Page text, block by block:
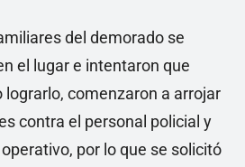
del demorado se
el lugar e intentaron que
lograrlo, comenzaron a arrojar
contra el personal policial y
por lo que se solicitó